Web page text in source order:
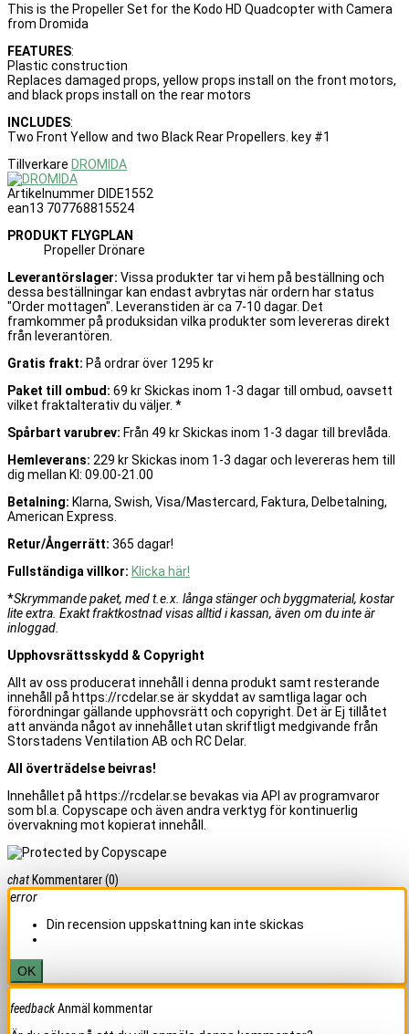
This is the Propeller Set for the Kodo HD Quadcopter with Camera
from Dromida
FEATURES:
Plastic construction
Replaces damaged props, yellow props install on the front motors,
and black props install on the rear motors
INCLUDES:
Two Front Yellow and two Black Rear Propellers. key #1
Tillverkare DROMIDA
Artikelnummer DIDE1552
ean13 707768815524
PRODUKT FLYGPLAN
Propeller Drönare
Leverantörslager: Vissa produkter tar vi hem på beställning och
dessa beställningar kan endast avbrytas när ordern har status
"Order mottagen". Leveranstiden är ca 7-10 dagar. Det
framkommer på produksidan vilka produkter som levereras direkt
från leverantören.
Gratis frakt: På ordrar över 1295 kr
Paket till ombud: 69 kr Skickas inom 1-3 dagar till ombud, oavsett
vilket fraktalterativ du väljer. *
Spårbart varubrev: Från 49 kr Skickas inom 1-3 dagar till brevlåda.
Hemleverans: 229 kr Skickas inom 1-3 dagar och levereras hem till
dig mellan Kl: 09.00-21.00
Betalning: Klarna, Swish, Visa/Mastercard, Faktura, Delbetalning,
American Express.
Retur/Ångerrätt: 365 dagar!
Fullständiga villkor: Klicka här!
*Skrymmande paket, med t.e.x. långa stänger och byggmaterial, kostar
lite extra. Exakt fraktkostnad visas alltid i kassan, även om du inte är
inloggad.
Upphovsrättsskydd & Copyright
Allt av oss producerat innehåll i denna produkt samt resterande
innehåll på https://rcdelar.se är skyddat av samtliga lagar och
förordningar gällande upphovsrätt och copyright. Det är Ej tillåtet
att använda något av innehållet utan skriftligt medgivande från
Storstadens Ventilation AB och RC Delar.
All överträdelse beivras!
Innehållet på https://rcdelar.se bevakas via API av programvaror
som bl.a. Copyscape och även andra verktyg för kontinuerlig
övervakning mot kopierat innehåll.
chat Kommentarer(0)
error
Din recension uppskattning kan inte skickas
OK
feedbackAnmäl kommentar